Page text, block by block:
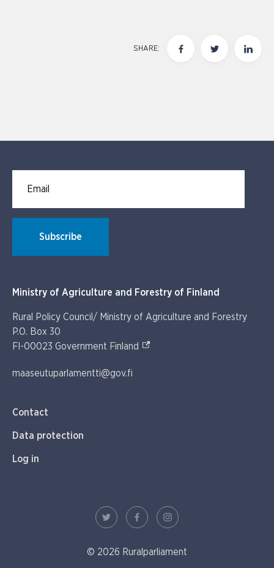
SHARE:
Subscribe
Ministry of Agriculture and Forestry of Finland
Rural Policy Council/ Ministry of Agriculture and Forestry
P.O. Box 30
FI-00023 Government Finland (External link)
maaseutuparlamentti@gov.fi
Contact
Data protection
Log in
© 2026 Ruralparliament